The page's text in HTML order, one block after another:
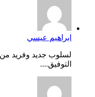
ابراهيم عيسي
لسلوب جديد وفريد من
التوفيق....